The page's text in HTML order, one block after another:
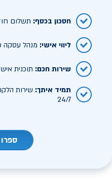
חסכון בכסף: תשלום
ליווי אישי: מנהל עסקה
שירות חכם: תוכנית
תמיד איתך: שירות
24/7